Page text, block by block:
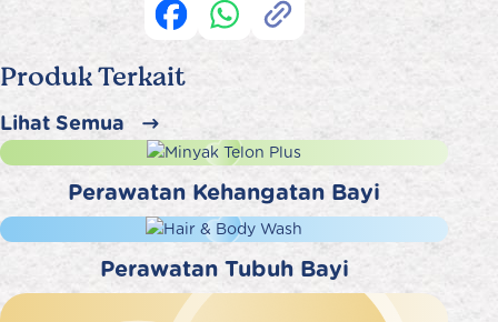
Produk Terkait
Lihat Semua
Perawatan Kehangatan Bayi
Perawatan Tubuh Bayi